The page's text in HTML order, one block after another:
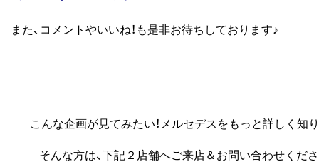
また、コメントやいいね！も是非お待ちしております♪
こんな企画が見てみたい！メルセデスをもっと詳しく知り
そんな方は、下記２店舗へご来店＆お問い合わせくださ